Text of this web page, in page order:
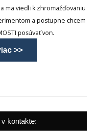
ma viedli k zhromažďovaniu
a postupne chcem
posúvať von.
>>
kontakte: